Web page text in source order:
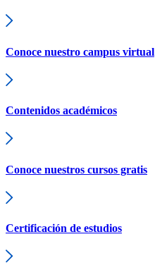
Conoce nuestro campus virtual
Contenidos académicos
Conoce nuestros cursos gratis
Certificación de estudios